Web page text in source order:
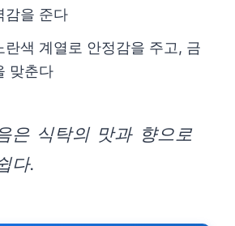
감을 준다
란색 계열로 안정감을 주고, 금
맞춘다
은 식탁의 맛과 향으로
다.